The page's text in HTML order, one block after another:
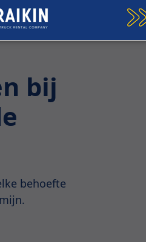
bij
behoefte